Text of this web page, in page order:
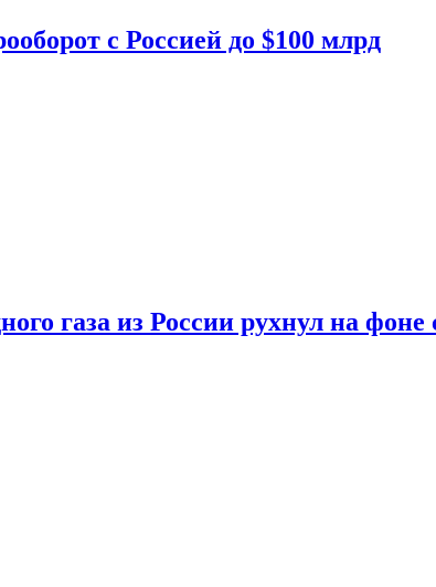
с Россией до $100 млрд
газа из России рухнул на